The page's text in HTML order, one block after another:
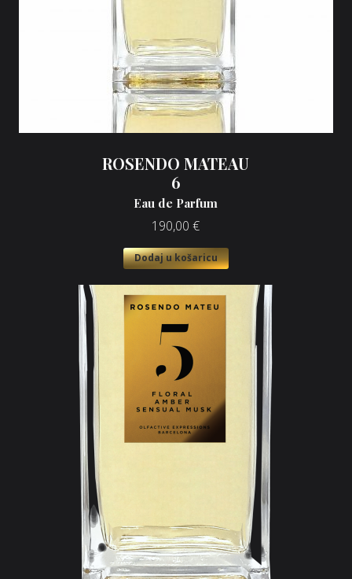
ROSENDO MATEAU
6
Eau de Parfum
190,00 €
Dodaj u košaricu